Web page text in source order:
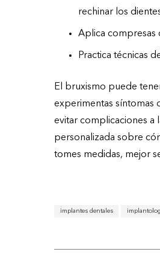
rechinar los
Aplica compresas
Practica técnicas
El bruxismo puede
experimentas síntomas
evitar complicaciones a
personalizada sobre
tomes medidas, mejor
implantes dentales